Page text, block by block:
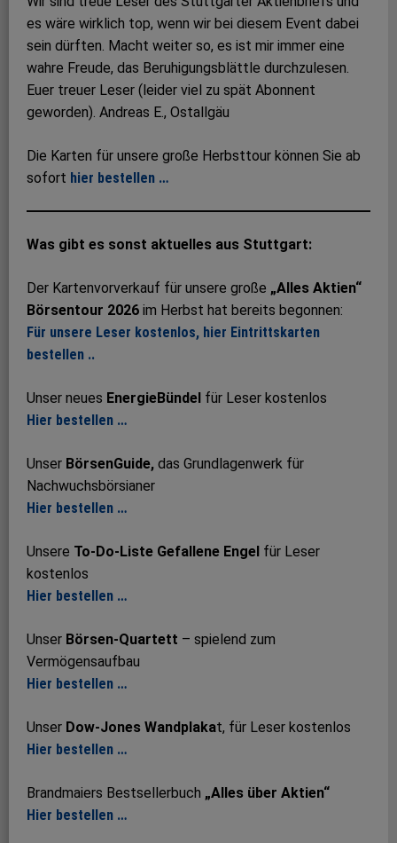
es wäre wirklich top, wenn wir bei diesem Event dabei
sein dürften. Macht weiter so, es ist mir immer eine
wahre Freude, das Beruhigungsblättle durchzulesen.
Euer treuer Leser (leider viel zu spät Abonnent
geworden). Andreas E., Ostallgäu
Die Karten für unsere große Herbsttour können Sie ab
sofort hier bestellen …
Was gibt es sonst aktuelles aus Stuttgart:
Der Kartenvorverkauf für unsere große „Alles Aktien“
Börsentour 2026 im Herbst hat bereits begonnen:
Für unsere Leser kostenlos, hier Eintrittskarten
bestellen ..
Unser neues EnergieBündel für Leser kostenlos
Hier bestellen …
Unser BörsenGuide, das Grundlagenwerk für
Nachwuchsbörsianer
Hier bestellen …
Unsere To-Do-Liste Gefallene Engel für Leser
kostenlos
Hier bestellen …
Unser Börsen-Quartett – spielend zum
Vermögensaufbau
Hier bestellen …
Unser Dow-Jones Wandplakat, für Leser kostenlos
Hier bestellen …
Brandmaiers Bestsellerbuch „Alles über Aktien“
Hier bestellen …